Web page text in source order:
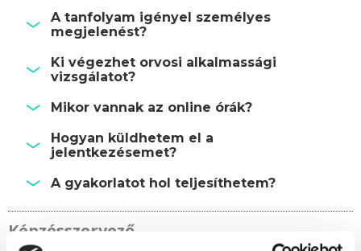
A tanfolyam igényel személyes
megjelenést?
Ki végezhet orvosi alkalmassági
vizsgálatot?
Mikor vannak az online órák?
Hogyan küldhetem el a
jelentkezésemet?
A gyakorlatot hol teljesíthetem?
Képzésszervező